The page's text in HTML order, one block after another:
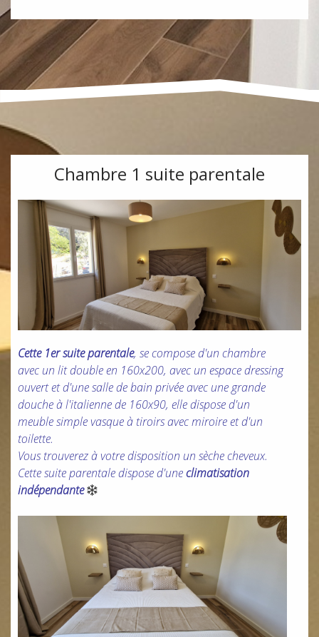
Back
Chambre 1 suite parentale
Cette 1er suite parentale, se compose d'un chambre
avec un lit double en 160x200, avec un espace dressing
ouvert et d'une salle de bain privée avec une grande
douche à l'italienne de 160x90, elle dispose d'un
meuble simple vasque à tiroirs avec miroire et d'un
toilette.
Vous trouverez à votre disposition un sèche cheveux.
Cette suite parentale dispose d'uneclimatisation
indépendante